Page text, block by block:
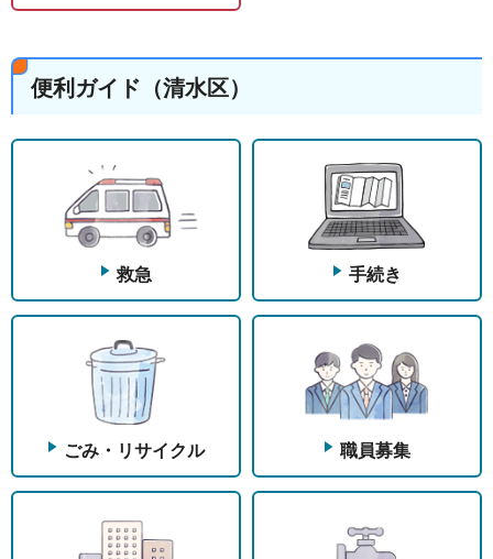
便利ガイド（清水区）
救急 手続き
ごみ・リサイクル 職員募集